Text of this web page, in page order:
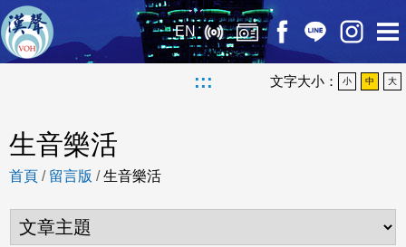
EN
::: 文字大小： 小 中 大
生音樂活
首頁 / 留言版 /生音樂活